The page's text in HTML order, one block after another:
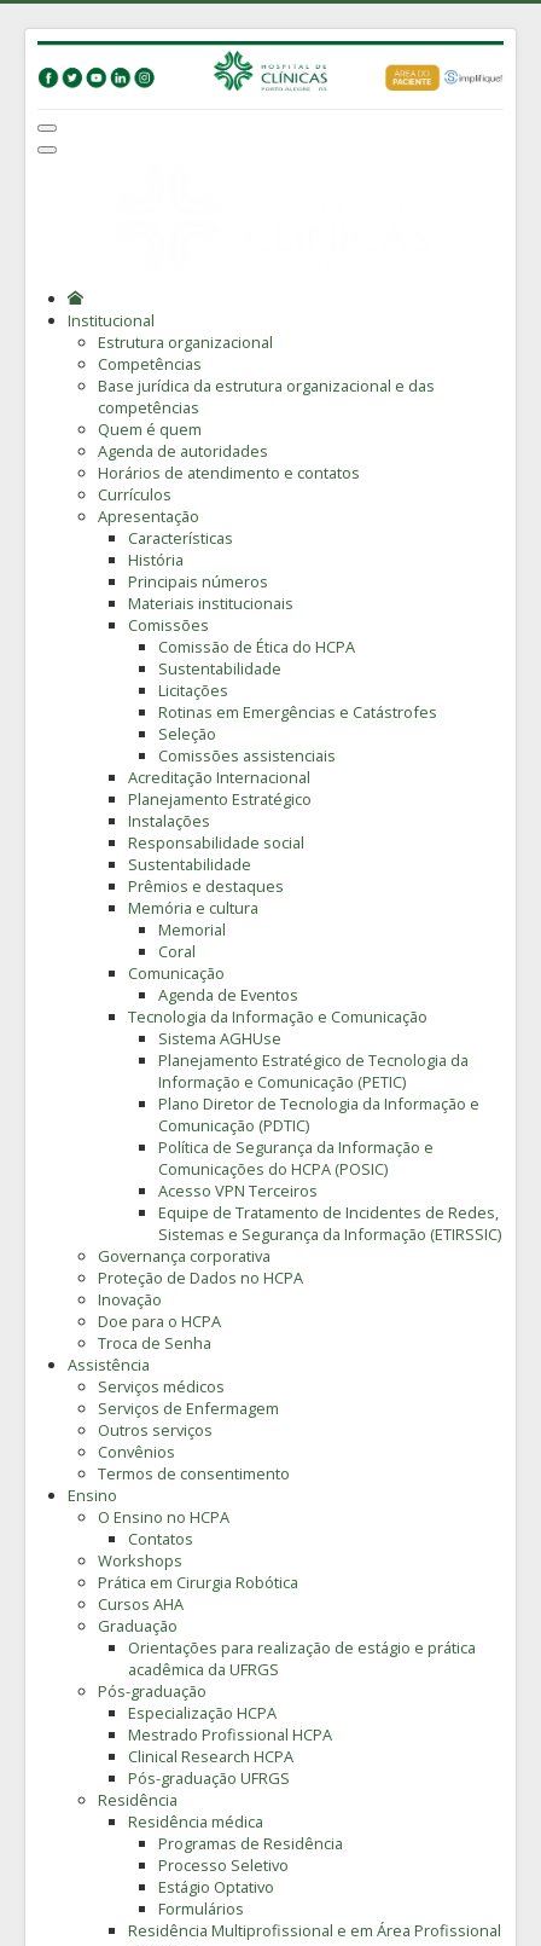
Institucional
Estrutura organizacional
Competências
Base jurídica da estrutura organizacional e das
competências
Quem é quem
Agenda de autoridades
Horários de atendimento e contatos
Currículos
Apresentação
Características
História
Principais números
Materiais institucionais
Comissões
Comissão de Ética do HCPA
Sustentabilidade
Licitações
Rotinas em Emergências e Catástrofes
Seleção
Comissões assistenciais
Acreditação Internacional
Planejamento Estratégico
Instalações
Responsabilidade social
Sustentabilidade
Prêmios e destaques
Memória e cultura
Memorial
Coral
Comunicação
Agenda de Eventos
Tecnologia da Informação e Comunicação
Sistema AGHUse
Planejamento Estratégico de Tecnologia da
Informação e Comunicação (PETIC)
Plano Diretor de Tecnologia da Informação e
Comunicação (PDTIC)
Política de Segurança da Informação e
Comunicações do HCPA (POSIC)
Acesso VPN Terceiros
Equipe de Tratamento de Incidentes de Redes,
Sistemas e Segurança da Informação (ETIRSSIC)
Governança corporativa
Proteção de Dados no HCPA
Inovação
Doe para o HCPA
Troca de Senha
Assistência
Serviços médicos
Serviços de Enfermagem
Outros serviços
Convênios
Termos de consentimento
Ensino
O Ensino no HCPA
Contatos
Workshops
Prática em Cirurgia Robótica
Cursos AHA
Graduação
Orientações para realização de estágio e prática
acadêmica da UFRGS
Pós-graduação
Especialização HCPA
Mestrado Profissional HCPA
Clinical Research HCPA
Pós-graduação UFRGS
Residência
Residência médica
Programas de Residência
Processo Seletivo
Estágio Optativo
Formulários
Residência Multiprofissional e em Área Profissional